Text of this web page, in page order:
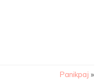
Panikpaj »